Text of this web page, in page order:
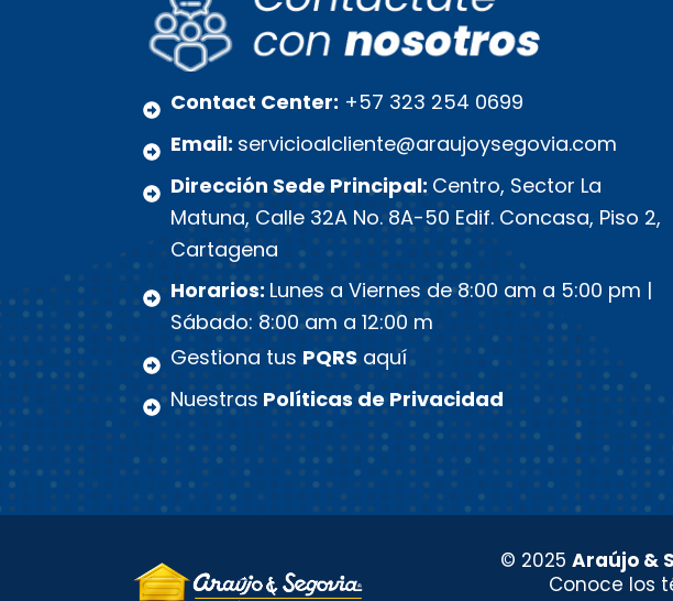
Contact Center: +57 323 254 0699
Email: servicioalcliente@araujoysegovia.com
Dirección Sede Principal: Centro, Sector La
Matuna, Calle 32A No. 8A-50 Edif. Concasa, Piso 2,
Cartagena
Horarios: Lunes a Viernes de 8:00 am a 5:00 pm |
Sábado: 8:00 am a 12:00 m
Gestiona tus PQRS aquí
Nuestras Políticas de Privacidad
© 2025 Araújo &
Conoce los